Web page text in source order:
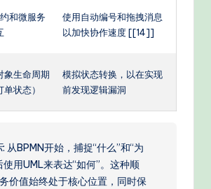
和微服务
使用自动编号和拖拽消息
以加快协作速度 [[14]]
象生命周期
单状态）
模拟状态转换，以在实现
前发现逻辑漏洞
: 从BPMN开始，捕捉“什么”和“为
使用UML来表达“如何”。这种顺
价值始终处于核心位置，同时保